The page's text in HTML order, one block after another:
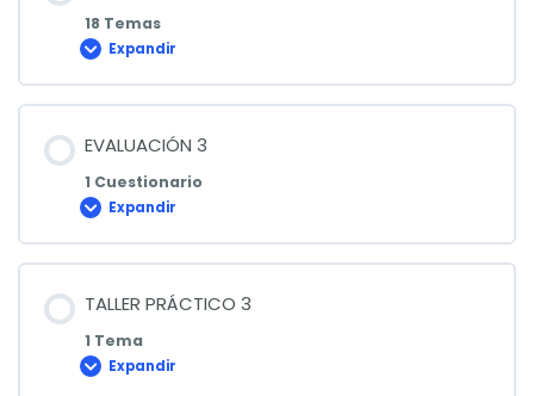
18 Temas
Expandir
Módulo
EVALUACIÓN 3
1 Cuestionario
Expandir
EVALUACIÓN
TALLER PRÁCTICO 3
1 Tema
Expandir
TALLER